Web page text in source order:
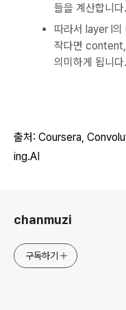
들을 계산합니다.
따라서 layer l의
작다면
의미하게 됩니다.
출처: Coursera,
ing.AI
chanmuzi
구독하기